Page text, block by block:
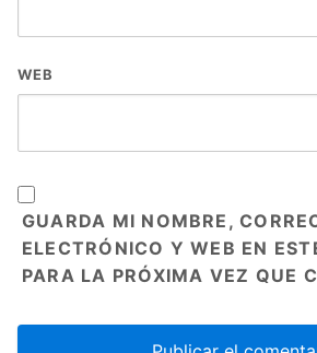
WEB
GUARDA MI NOMBRE,
ELECTRÓNICO Y WEB EN
PARA LA PRÓXIMA VEZ QUE